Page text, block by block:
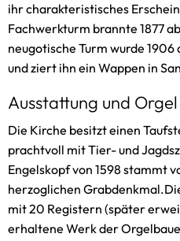
ihr charakteristisches
Fachwerkturm brannte 1877
neugotische Turm wurde
und ziert ihn ein Wappen in
Ausstattung und Orgel
Die Kirche besitzt einen
prachtvoll mit Tier- und
Engelskopf von 1598 stammt
herzoglichen
mit 20 Registern (später
erhaltene Werk der